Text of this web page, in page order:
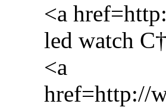
<a
led watch
<a
href=http://